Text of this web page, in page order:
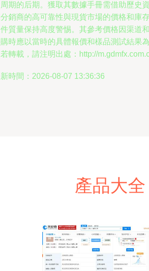
期的后期。獲取其數據手冊需借助歷史
銷商的高可靠性與現貨市場的價格和庫
質量保持高度警惕。其參考價格因渠道
時應以當時的具體報價和樣品測試結果為
轉載，請注明出處：http://
時間：2026-08-07 13:36:36
產品大全